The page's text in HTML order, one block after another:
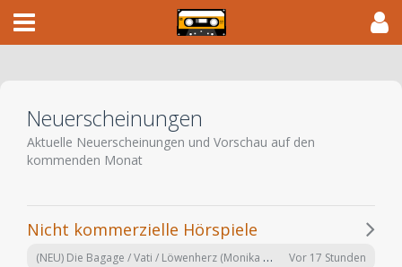
Neuerscheinungen
Aktuelle Neuerscheinungen und Vorschau auf den
kommenden Monat
Nicht kommerzielle Hörspiele
(NEU) Die Bagage / Vati / Löwenherz (Monika Helfer) hr 2024 Vor 17 Stunden